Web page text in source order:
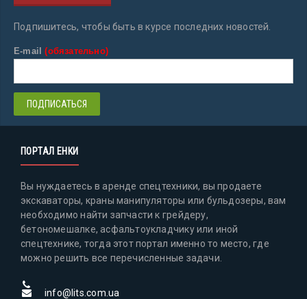
Подпишитесь, чтобы быть в курсе последних новостей.
E-mail(обязательно)
ПОРТАЛ ЕНКИ
Вы нуждаетесь в аренде спецтехники, вы продаете
экскаваторы, краны манипуляторы или бульдозеры, вам
необходимо найти запчасти к грейдеру,
бетономешалке, асфальтоукладчику или иной
спецтехнике, тогда этот портал именно то место, где
можно решить все перечисленные задачи.
info@lits.com.ua